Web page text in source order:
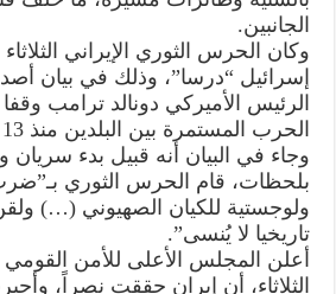
الجانبين.
وكان الحرس الثوري الإيراني
إسرائيل “درسا”، وذلك في بيان
الرئيس الأميركي دونالد ترامب
الحرب المستمرة بين البلدين منذ 13 حزيران/يونيو.
وجاء في البيان أنه قبيل بدء سريان
بلحظات، قام الحرس الثوري
ولوجستية للكيان الصهيوني (…)
تاريخيا لا يُنسى”.
أعلن المجلس الأعلى للأمن القومي
الثلاثاء، أن إيران حققت نصراً،